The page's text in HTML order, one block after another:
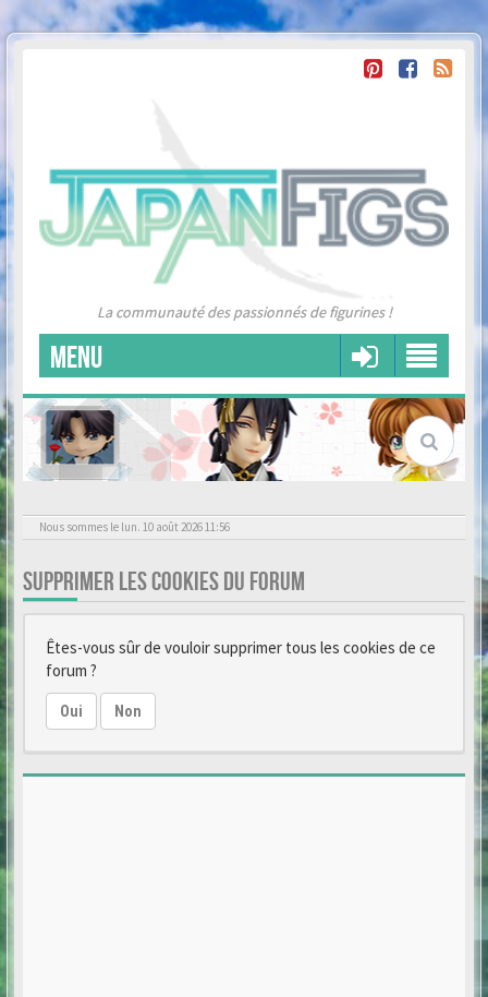
La communauté des passionnés de figurines !
MENU
Nous sommes le lun. 10 août 2026 11:56
SUPPRIMER LES COOKIES DU FORUM
Êtes-vous sûr de vouloir supprimer tous les cookies de ce
forum ?
Oui Non